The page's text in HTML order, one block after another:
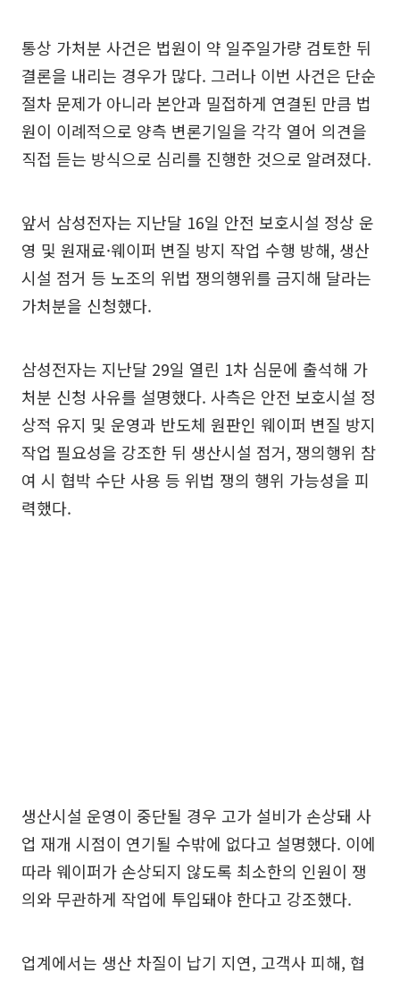
통상 가처분 사건은 법원이 약 일주일가량 검토한 뒤
결론을 내리는 경우가 많다. 그러나 이번 사건은 단순
절차 문제가 아니라 본안과 밀접하게 연결된 만큼 법
원이 이례적으로 양측 변론기일을 각각 열어 의견을
직접 듣는 방식으로 심리를 진행한 것으로 알려졌다.
앞서 삼성전자는 지난달 16일 안전 보호시설 정상 운
영 및 원재료·웨이퍼 변질 방지 작업 수행 방해, 생산
시설 점거 등 노조의 위법 쟁의행위를 금지해 달라는
가처분을 신청했다.
삼성전자는 지난달 29일 열린 1차 심문에 출석해 가
처분 신청 사유를 설명했다. 사측은 안전 보호시설 정
상적 유지 및 운영과 반도체 원판인 웨이퍼 변질 방지
작업 필요성을 강조한 뒤 생산시설 점거, 쟁의행위 참
여 시 협박 수단 사용 등 위법 쟁의 행위 가능성을 피
력했다.
생산시설 운영이 중단될 경우 고가 설비가 손상돼 사
업 재개 시점이 연기될 수밖에 없다고 설명했다. 이에
따라 웨이퍼가 손상되지 않도록 최소한의 인원이 쟁
의와 무관하게 작업에 투입돼야 한다고 강조했다.
업계에서는 생산 차질이 납기 지연, 고객사 피해, 협